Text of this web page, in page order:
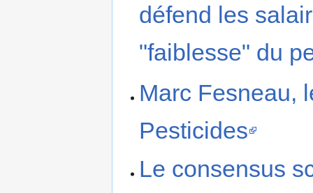
défend les
"faiblesse" du
Marc Fesneau,
Pesticides
Le consensus